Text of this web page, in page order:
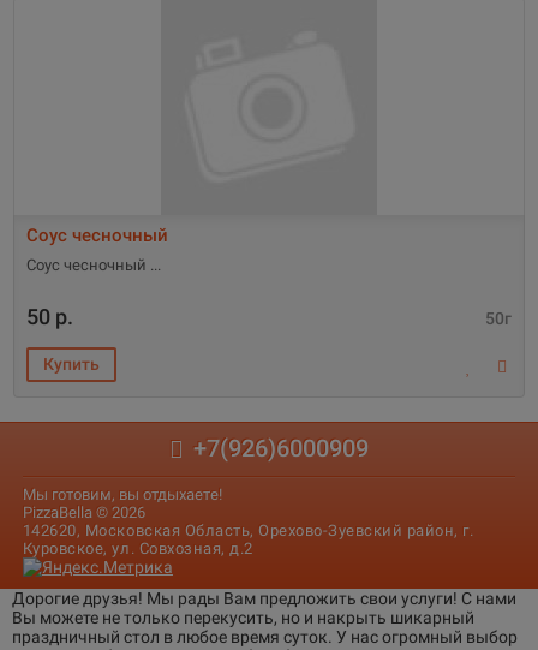
Соус чесночный
Соус чесночный
50г
50 р.
+7(926)6000909
Мы готовим, вы отдыхаете!
PizzaBella © 2026
142620, Московская Область, Орехово-Зуевский район, г.
Куровское, ул. Совхозная, д.2
Дорогие друзья! Мы рады Вам предложить свои услуги! С нами
Вы можете не только перекусить, но и накрыть шикарный
праздничный стол в любое время суток. У нас огромный выбор